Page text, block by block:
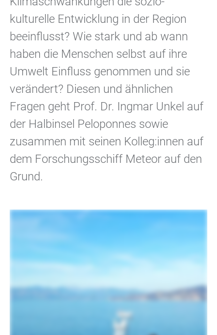
kulturelle Entwicklung in der Region
beeinflusst? Wie stark und ab wann
haben die Menschen selbst auf ihre
Umwelt Einfluss genommen und sie
verändert? Diesen und ähnlichen
Fragen geht Prof. Dr. Ingmar Unkel auf
der Halbinsel Peloponnes sowie
zusammen mit seinen Kolleg:innen auf
dem Forschungsschiff Meteor auf den
Grund.